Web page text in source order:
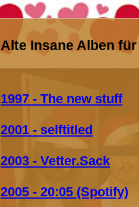
Alte Insane Alben für
1997 - The new stuff
2001 - selftitled
2003 - Vetter.Sack
2005 - 20:05 (Spotify)